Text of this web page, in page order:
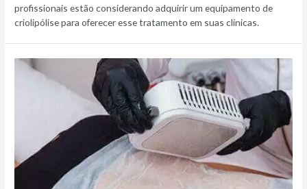
profissionais estão considerando adquirir um equipamento de
criolipólise para oferecer esse tratamento em suas clínicas.